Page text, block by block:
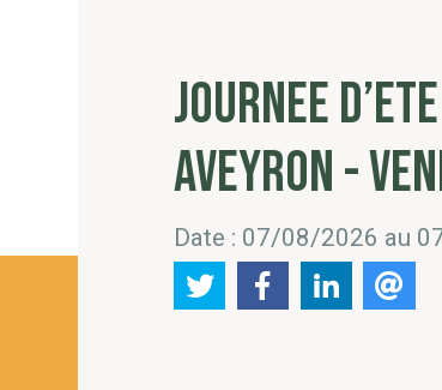
JOURNEE
AVEYRON -
Date : 07/08/2026 au